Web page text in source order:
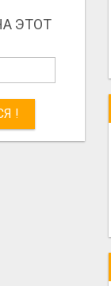
ЭТОТ
!